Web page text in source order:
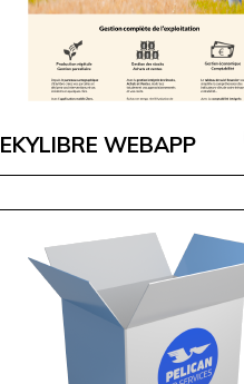
EKYLIBRE WEBAPP